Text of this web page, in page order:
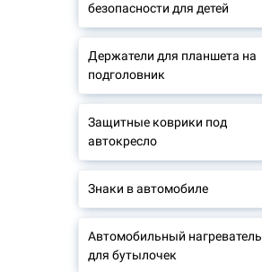
безопасности для детей
Держатели для планшета на
подголовник
Защитные коврики под
автокресло
Знаки в автомобиле
Автомобильный нагреватель
для бутылочек